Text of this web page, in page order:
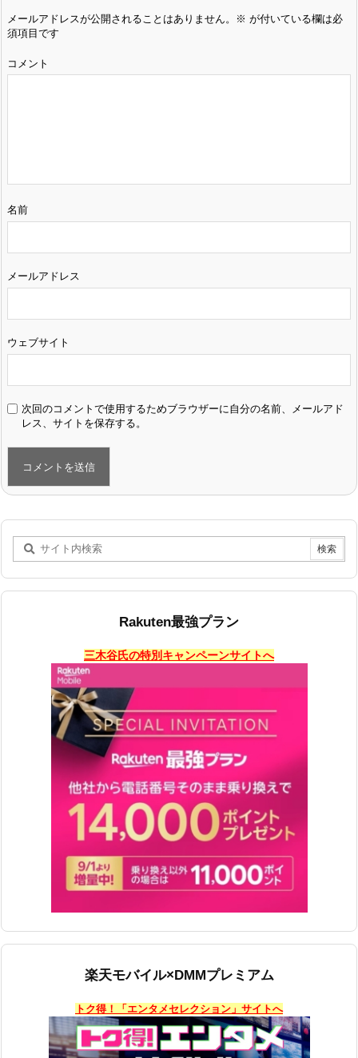
メールアドレスが公開されることはありません。 ※ が付いている欄は必
須項目です
コメント
名前
メールアドレス
ウェブサイト
次回のコメントで使用するためブラウザーに自分の名前、メールアド
レス、サイトを保存する。
Rakuten最強プラン
三木谷氏の特別キャンペーンサイトへ
楽天モバイル×DMMプレミアム
トク得！「エンタメセレクション」サイトへ